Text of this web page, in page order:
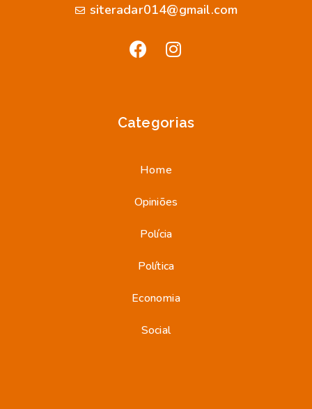
siteradar014@gmail.com
Categorias
Home
Opiniões
Polícia
Política
Economia
Social